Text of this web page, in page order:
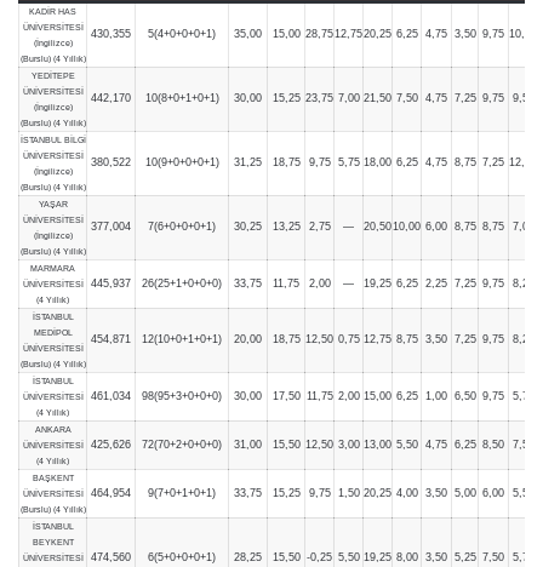
KADİR HAS
ÜNİVERSİTESİ
(İngilizce)
(Burslu) (4 Yıllık)
430,355 5(4+0+0+0+1) 35,00 15,00 28,7512,7520,25 6,25 4,75 3,50 9,75 10,75
YEDİTEPE
ÜNİVERSİTESİ
(İngilizce)
(Burslu) (4 Yıllık)
442,170 10(8+0+1+0+1) 30,00 15,25 23,75 7,00 21,50 7,50 4,75 7,25 9,75 9,50
İSTANBUL BİLGİ
ÜNİVERSİTESİ
(İngilizce)
(Burslu) (4 Yıllık)
380,522 10(9+0+0+0+1) 31,25 18,75 9,75 5,75 18,00 6,25 4,75 8,75 7,25 12,00
YAŞAR
ÜNİVERSİTESİ
(İngilizce)
(Burslu) (4 Yıllık)
377,004 7(6+0+0+0+1) 30,25 13,25 2,75 — 20,5010,00 6,00 8,75 8,75 7,00
MARMARA
ÜNİVERSİTESİ
(4 Yıllık)
445,937 26(25+1+0+0+0) 33,75 11,75 2,00 — 19,25 6,25 2,25 7,25 9,75 8,25
İSTANBUL
MEDİPOL
ÜNİVERSİTESİ
(Burslu) (4 Yıllık)
454,871 12(10+0+1+0+1) 20,00 18,75 12,50 0,75 12,75 8,75 3,50 7,25 9,75 8,25
İSTANBUL
ÜNİVERSİTESİ
(4 Yıllık)
461,034 98(95+3+0+0+0) 30,00 17,50 11,75 2,00 15,00 6,25 1,00 6,50 9,75 5,75
ANKARA
ÜNİVERSİTESİ
(4 Yıllık)
425,626 72(70+2+0+0+0) 31,00 15,50 12,50 3,00 13,00 5,50 4,75 6,25 8,50 7,50
BAŞKENT
ÜNİVERSİTESİ
(Burslu) (4 Yıllık)
464,954 9(7+0+1+0+1) 33,75 15,25 9,75 1,50 20,25 4,00 3,50 5,00 6,00 5,50
İSTANBUL
BEYKENT
ÜNİVERSİTESİ
474,560 6(5+0+0+0+1) 28,25 15,50 -0,25 5,50 19,25 8,00 3,50 5,25 7,50 5,75